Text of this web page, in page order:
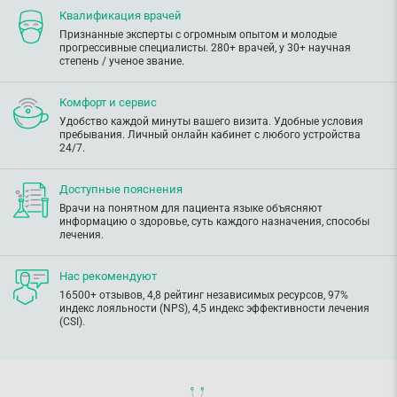
Квалификация врачей
Признанные эксперты с огромным опытом и молодые
прогрессивные специалисты. 280+ врачей, у 30+ научная
степень / ученое звание.
Комфорт и сервис
Удобство каждой минуты вашего визита. Удобные условия
пребывания. Личный онлайн кабинет с любого устройства
24/7.
Доступные пояснения
Врачи на понятном для пациента языке объясняют
информацию о здоровье, суть каждого назначения, способы
лечения.
Нас рекомендуют
16500+ отзывов, 4,8 рейтинг независимых ресурсов, 97%
индекс лояльности (NPS), 4,5 индекс эффективности лечения
(CSI).